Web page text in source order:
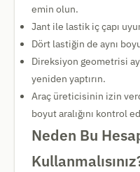
emin olun.
Jant ile lastik iç çapı
Dört lastiğin de aynı
Direksiyon geometrisi
yeniden yaptırın.
Araç üreticisinin izin
boyut aralığını kontrol
Neden Bu